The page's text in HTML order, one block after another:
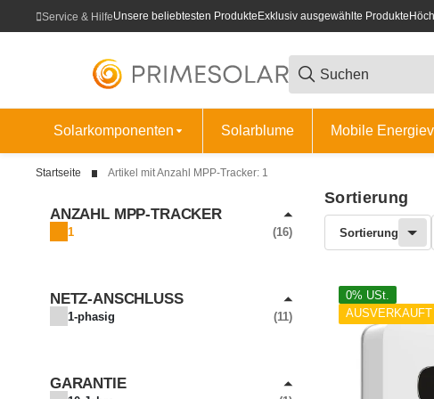
Service & HilfeUnsere beliebtesten Produkte Exklusiv ausgewählte Produkte
Solarkomponenten Solarblume Mobile
Startseite Artikel mit Anzahl MPP-Tracker: 1
Sortierung
Sortierung
0% USt.
AUSVERKAUFT
ANZAHL MPP-TRACKER
1 16
NETZ-ANSCHLUSS
1-phasig 11
GARANTIE